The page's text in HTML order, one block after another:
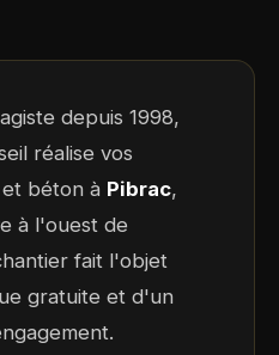
depuis 1998,
réalise vos
béton à Pibrac,
à l'ouest de
fait l'objet
gratuite et d'un